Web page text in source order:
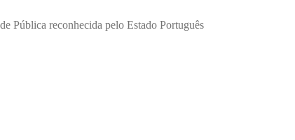
Pública reconhecida pelo Estado Português